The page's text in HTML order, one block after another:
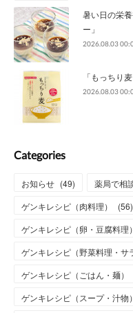
暑い日の栄
ー」
2026.08.03
「もっちり
2026.08.03
Categories
お知らせ (49) 薬局で相
ゲンキレシピ（肉料理）
(56)
ゲンキレシピ（卵・豆腐料理）
ゲンキレシピ（野菜料理・サ
ゲンキレシピ（ごはん・麺）
ゲンキレシピ（スープ・汁物）